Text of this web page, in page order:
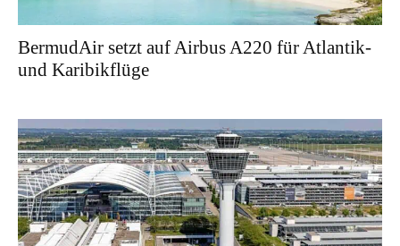
BermudAir setzt auf Airbus A220 für Atlantik-
und Karibikflüge